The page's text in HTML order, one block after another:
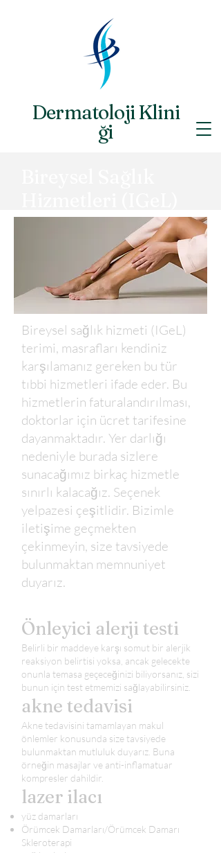
DermatolojiKlini
ği
Bireysel sağlık hizmeti (IGeL)
terimi, masrafları kendiniz
karşılamanız gereken bu tür
tıbbi hizmetleri ifade eder. Bu
hizmetlerin faturalandırılması,
doktorlar için ücret tarifesine
dayanmaktadır. Yer darlığı
nedeniyle burada sizlere
sunacağımız birkaç hizmetle
sınırlı kalacağız. Seçenek
yelpazesi çeşitlidir. Bizimle
iletişime geçmekten
çekinmeyin, size tavsiyede
bulunmaktan memnuniyet
duyarız.
Önleyici alerji testi
Belirli bir maddeye karşı somut bir alerjik
reaksiyon belirtisi yoksa, ancak gelecekte
onunla temasa geçeceğinizi biliyorsanız, sizi
bunun için test etmemizi sağlayabilirsiniz.
akne tedavisi
Akne tedavisini tamamlayan makul
önlemler konusunda size tavsiyede
bulunmaktan mutluluk duyarız. Buna
örneğin masajlar ve anti-inflamatuar
kompresler dahildir.
lazer ilacı
yüz damarları
Örümcek Damarları/Örümcek Damarı
Skleroterapi